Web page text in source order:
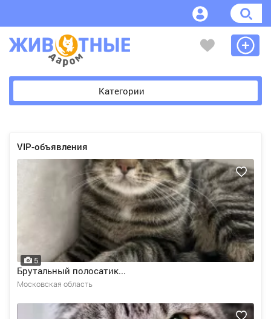
Категории
VIP-объявления
Брутальный полосатик...
5
Московская область